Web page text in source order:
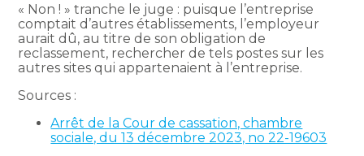
« Non ! » tranche le juge : puisque l’entreprise
comptait d’autres établissements, l’employeur
aurait dû, au titre de son obligation de
reclassement, rechercher de tels postes sur les
autres sites qui appartenaient à l’entreprise.
Sources :
Arrêt de la Cour de cassation, chambre
sociale, du 13 décembre 2023, no 22-19603